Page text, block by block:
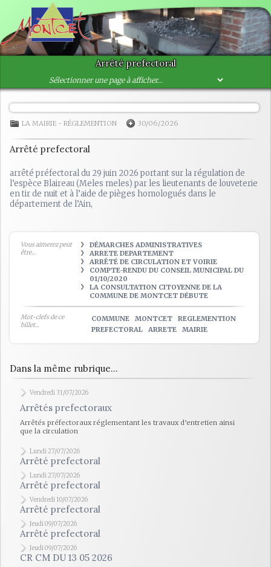
Arrêté prefectoral
LA MAIRIE - RÉGLEMENTION 30/06/2026
Arrêté prefectoral
arrêté préfectoral du 29 juin 2026 portant sur la régulation de
l’espèce Blaireau (Meles meles) par les lieutenants de louveterie
en tir de nuit et à l’aide de pièges homologués dans le
département de l’Ain,
Vous aimerez peut
être...
DÉMARCHES ADMINISTRATIVES
ARRETE DEPARTEMENT
ARRÊTÉ DE CIRCULATION ET VOIRIE
COMPTE-RENDU DU CONSEIL MUNICIPAL DU
01/10/2020
LA CONSULTATION CITOYENNE DE LA
COMMUNE DE MONTCET DÉBUTE
Mot-clefs de ce
billet...
COMMUNE MONTCET
REGLEMENTION
PREFECTORAL
ARRETE MAIRIE
Dans la même rubrique...
Vendredi 31/07/2026
Arrêtés prefectoraux
Arrêtés préfectoraux réglementant les travaux d’entretien ainsi
que la circulation
Lundi 27/07/2026
Arrêté prefectoral
Lundi 27/07/2026
Arrêté prefectoral
Vendredi 10/07/2026
Arrêté prefectoral
Jeudi 09/07/2026
Arrêté prefectoral
Jeudi 09/07/2026
CR CM DU 13 05 2026